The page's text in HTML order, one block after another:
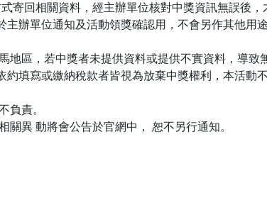
回相關資料，經主辦單位核對中獎資訊無誤後，
辦單位通知及活動領獎確認用，不會另作其他用
區，若中獎者未提供資料或提供不實資料，導致
填寫或繳納稅款者皆視為放棄中獎權利，本活動
負責。
異 動將會公告於官網中， 恕不另行通知。